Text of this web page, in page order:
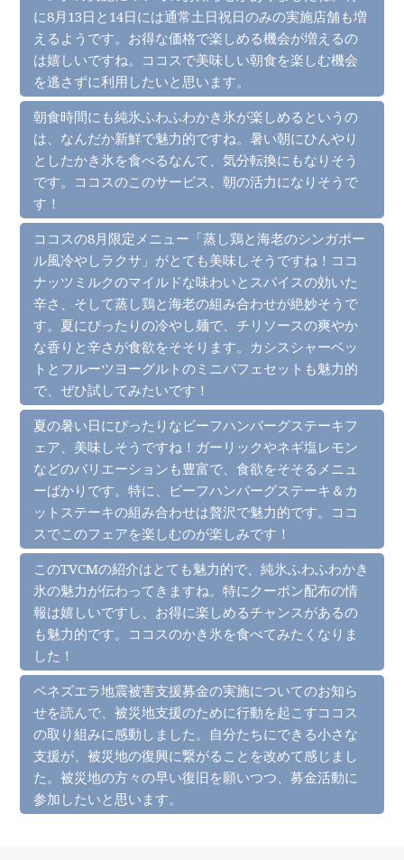
に8月13日と14日には通常土日祝日のみの実施店舗も増
えるようです。お得な価格で楽しめる機会が増えるの
は嬉しいですね。ココスで美味しい朝食を楽しむ機会
を逃さずに利用したいと思います。
朝食時間にも純氷ふわふわかき氷が楽しめるというの
は、なんだか新鮮で魅力的ですね。暑い朝にひんやり
としたかき氷を食べるなんて、気分転換にもなりそう
です。ココスのこのサービス、朝の活力になりそうで
す！
ココスの8月限定メニュー「蒸し鶏と海老のシンガポー
ル風冷やしラクサ」がとても美味しそうですね！ココ
ナッツミルクのマイルドな味わいとスパイスの効いた
辛さ、そして蒸し鶏と海老の組み合わせが絶妙そうで
す。夏にぴったりの冷やし麺で、チリソースの爽やか
な香りと辛さが食欲をそそります。カシスシャーベッ
トとフルーツヨーグルトのミニパフェセットも魅力的
で、ぜひ試してみたいです！
夏の暑い日にぴったりなビーフハンバーグステーキフ
ェア、美味しそうですね！ガーリックやネギ塩レモン
などのバリエーションも豊富で、食欲をそそるメニュ
ーばかりです。特に、ビーフハンバーグステーキ＆カ
ットステーキの組み合わせは贅沢で魅力的です。ココ
スでこのフェアを楽しむのが楽しみです！
このTVCMの紹介はとても魅力的で、純氷ふわふわかき
氷の魅力が伝わってきますね。特にクーポン配布の情
報は嬉しいですし、お得に楽しめるチャンスがあるの
も魅力的です。ココスのかき氷を食べてみたくなりま
した！
ベネズエラ地震被害支援募金の実施についてのお知ら
せを読んで、被災地支援のために行動を起こすココス
の取り組みに感動しました。自分たちにできる小さな
支援が、被災地の復興に繋がることを改めて感じまし
た。被災地の方々の早い復旧を願いつつ、募金活動に
参加したいと思います。